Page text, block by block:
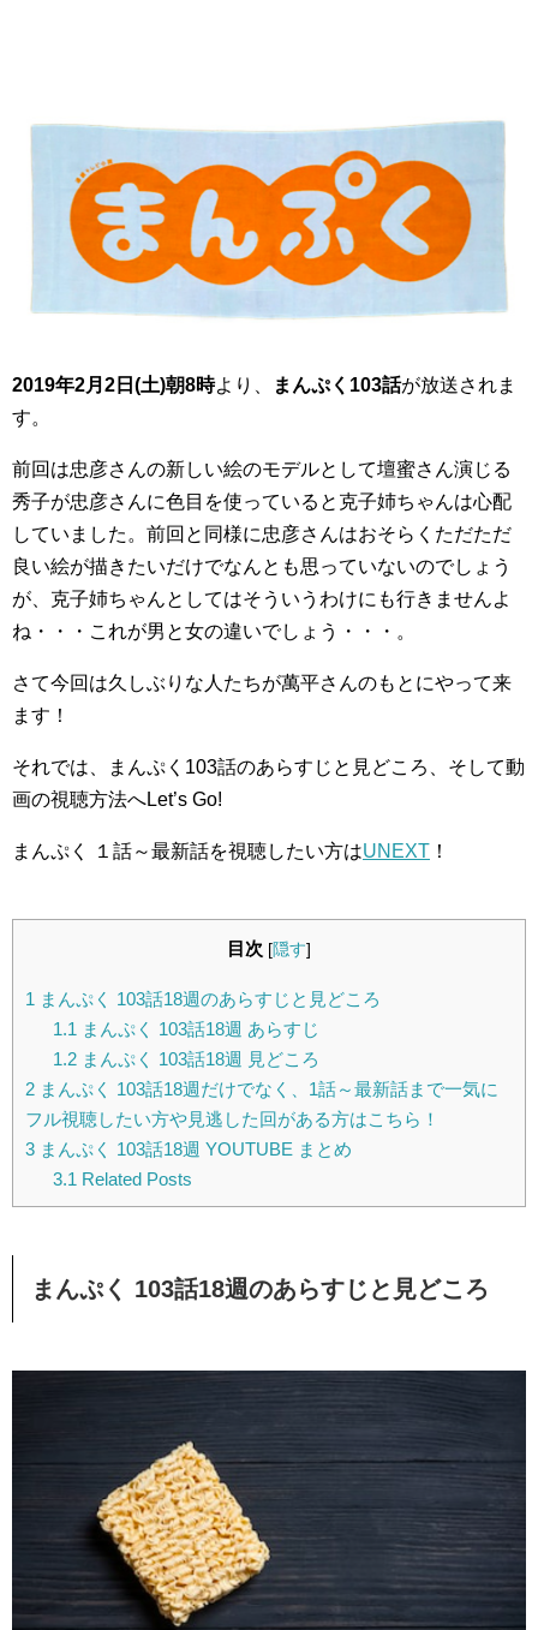
2019年2月2日(土)朝8時より、 まんぷく103話が放送されま
す。
前回は忠彦さんの新しい絵のモデルとして壇蜜さん演じる
秀子が忠彦さんに色目を使っていると克子姉ちゃんは心配
していました。前回と同様に忠彦さんはおそらくただただ
良い絵が描きたいだけでなんとも思っていないのでしょう
が、克子姉ちゃんとしてはそういうわけにも行きませんよ
ね・・・これが男と女の違いでしょう・・・。
さて今回は久しぶりな人たちが萬平さんのもとにやって来
ます！
それでは、まんぷく103話のあらすじと見どころ、そして動
画の視聴方法へLet’s Go!
まんぷく １話～最新話を視聴したい方はUNEXT ！
目次 [隠す]
1 まんぷく 103話18週のあらすじと見どころ
1.1 まんぷく 103話18週 あらすじ
1.2まんぷく 103話18週 見どころ
2 まんぷく 103話18週だけでなく、1話～最新話まで一気に
フル視聴したい方や見逃した回がある方はこちら！
3 まんぷく 103話18週 YOUTUBE まとめ
3.1 Related Posts
まんぷく 103話18週のあらすじと見どころ